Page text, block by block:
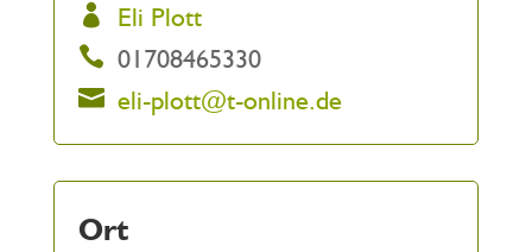
Eli Plott
01708465330
eli-plott@t-online.de
Ort